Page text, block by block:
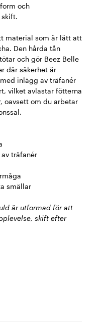
och
material som är lätt att
Den hårda tån
och gör Beez Belle
där säkerhet är
inlägg av träfanér
vilket avlastar fötterna
oavsett om du arbetar
träfanér
smällar
är utformad för att
skift efter